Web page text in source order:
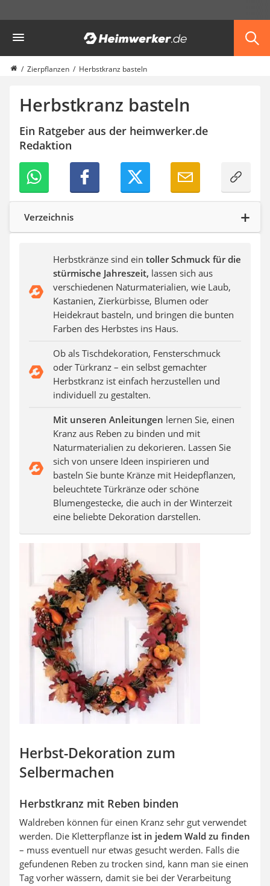
Garten
Akku-Laubsauger
Faltpavillon
Schlauchtrommel
Solar-Lichterkette außen
Ameisengift
Pavillon
Sichtschutzstreifen
Akku-Laubbläser
Akku-Vertikutierer
Kassettenmarkise
Bosch-Heckenschere
Auffahrrampe
Zierpflanzen Herbstkranz basteln
Herbstkranz basteln
Ein Ratgeber aus der heimwerker.de
Redaktion
Verzeichnis
Herbstkränze sind ein toller Schmuck für die
stürmische Jahreszeit, lassen sich aus
verschiedenen Naturmaterialien, wie Laub,
Kastanien, Zierkürbisse, Blumen oder
Heidekraut basteln, und bringen die bunten
Farben des Herbstes ins Haus.
Ob als Tischdekoration, Fensterschmuck
oder Türkranz – ein selbst gemachter
Herbstkranz ist einfach herzustellen und
individuell zu gestalten.
Mit unseren Anleitungen lernen Sie, einen
Kranz aus Reben zu binden und mit
Naturmaterialien zu dekorieren. Lassen Sie
sich von unsere Ideen inspirieren und
basteln Sie bunte Kränze mit Heidepflanzen,
beleuchtete Türkränze oder schöne
Blumengestecke, die auch in der Winterzeit
eine beliebte Dekoration darstellen.
Herbst-Dekoration zum
Selbermachen
Herbstkranz mit Reben binden
Waldreben können für einen Kranz sehr gut verwendet
werden. Die Kletterpflanze ist in jedem Wald zu finden
– muss eventuell nur etwas gesucht werden. Falls die
gefundenen Reben zu trocken sind, kann man sie einen
Tag vorher wässern, damit sie bei der Verarbeitung